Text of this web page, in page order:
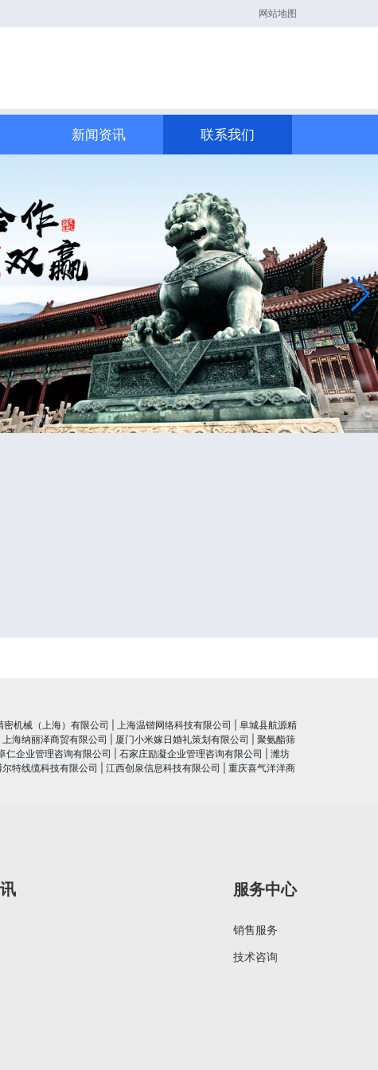
网站地图
新闻资讯 联系我们
密机械（上海）有限公司 上海温锴网络科技有限公司
阜城县航源精
上海纳丽泽商贸有限公司 厦门小米嫁日婚礼策划有限公司
聚氨酯筛
仁企业管理咨询有限公司 石家庄励凝企业管理咨询有限公司
潍坊
特线缆科技有限公司 江西创泉信息科技有限公司
重庆喜气洋洋商
服务中心
销售服务
技术咨询